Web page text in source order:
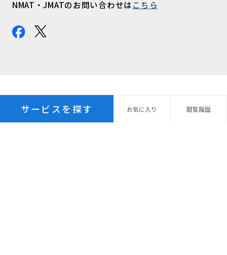
サービスを探す お気に 入り 閲覧履歴
NMAT・JMATのお問い合わせはこちら
プライバシーポリシー
パーソナルデータ指針